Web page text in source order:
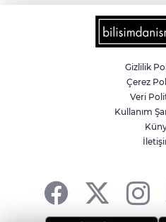
6 milyon
aylığı fark
Teröristler
Hudutlarda
İletişim'den
Gizlilik
Çerez
Veri
Kullanım